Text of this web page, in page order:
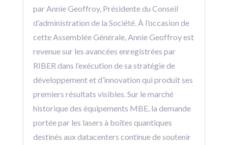
par Annie Geoffroy, Présidente du Conseil
d’administration de la Société. À l’occasion de
cette Assemblée Générale, Annie Geoffroy est
revenue sur les avancées enregistrées par
RIBER dans l’exécution de sa stratégie de
développement et d’innovation qui produit ses
premiers résultats visibles. Sur le marché
historique des équipements MBE, la demande
portée par les lasers à boîtes quantiques
destinés aux datacenters continue de soutenir